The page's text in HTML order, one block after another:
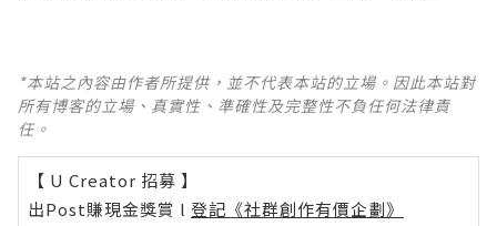
*本站之內容由作者所提供，並不代表本站的立場。因此本站對
所有博客的立場、真實性、準確性及完整性不負任何法律責
任。
【 U Creator 招募 】
出Post賺現金獎賞 l 登記《社群創作有價企劃》